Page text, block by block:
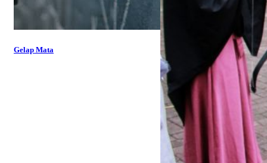
Gelap Mata